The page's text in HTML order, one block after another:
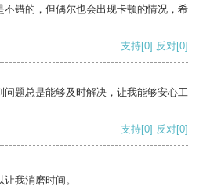
错的，但偶尔也会出现卡顿的情况，希
支持[0] 反对[0]
题总是能够及时解决，让我能够安心工
支持[0] 反对[0]
我消磨时间。